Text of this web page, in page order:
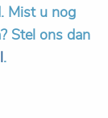
Mist u nog
Stel ons dan
.